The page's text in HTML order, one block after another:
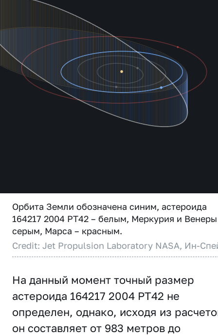
Орбита Земли обозначена синим, астероида
164217 2004 PT42 – белым, Меркурия и
серым, Марса – красным.
Credit: Jet Propulsion Laboratory NASA, Ин-
На данный момент точный размер
астероида 164217 2004 PT42 не
определен, однако, исходя из
он составляет от 983 метров до